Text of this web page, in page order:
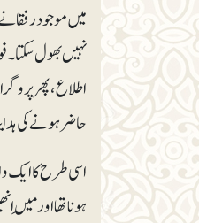
میں موجود رفقا
نہیں بھول سکتا۔
اطلاع، پھر
حاضر ہونے کی
اسی طرح کا ایک
ہونا تھا اور